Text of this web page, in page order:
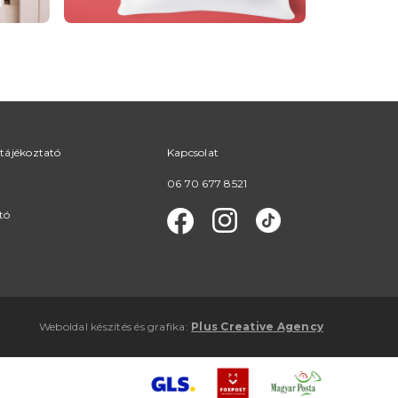
Kapcsolat
06 70 677 8521
Weboldal készítés ésgrafika : Plus Creative Agency